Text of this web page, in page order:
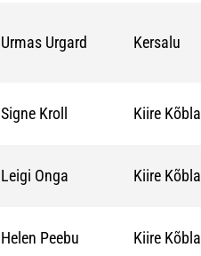
Urmas Urgard Kersalu
Signe Kroll Kiire Kõbla
Leigi Onga Kiire Kõbla
Helen Peebu Kiire Kõbla